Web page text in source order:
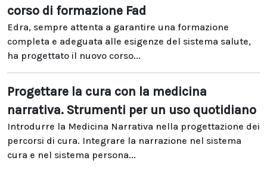
corso di formazione Fad
Edra, sempre attenta a garantire una formazione
completa e adeguata alle esigenze del sistema salute,
ha progettato il nuovo corso...
Progettare la cura con la medicina
narrativa. Strumenti per un uso quotidiano
Introdurre la Medicina Narrativa nella progettazione dei
percorsi di cura. Integrare la narrazione nel sistema
cura e nel sistema persona...